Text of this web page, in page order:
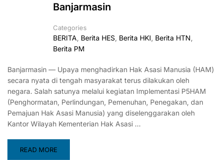
Banjarmasin
Categories
BERITA, Berita HES, Berita HKI, Berita HTN,
Berita PM
Banjarmasin — Upaya menghadirkan Hak Asasi Manusia (HAM)
secara nyata di tengah masyarakat terus dilakukan oleh
negara. Salah satunya melalui kegiatan Implementasi P5HAM
(Penghormatan, Perlindungan, Pemenuhan, Penegakan, dan
Pemajuan Hak Asasi Manusia) yang diselenggarakan oleh
Kantor Wilayah Kementerian Hak Asasi …
READ MORE